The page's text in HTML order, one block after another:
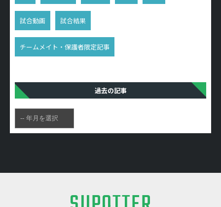
試合動画 試合結果
チームメイト・保護者限定記事
過去の記事